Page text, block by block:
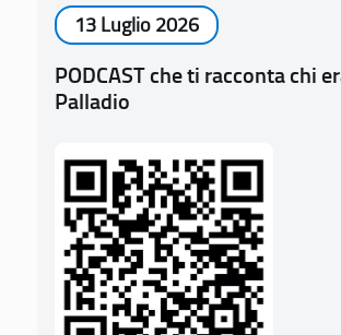
13 Luglio 2026
PODCAST che ti racconta chi
Palladio